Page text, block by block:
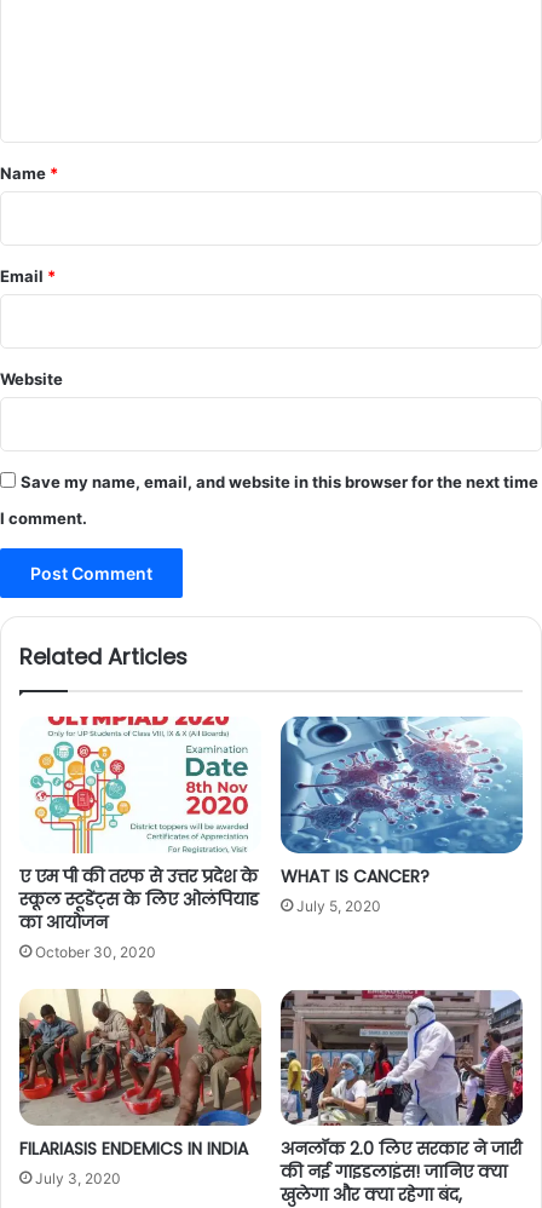
*
Name *
Email *
Website
Save my name, email, and website in this browser for the next time
I comment.
Related Articles
ए एम पी की तरफ से उत्तर प्रदेश के
स्कूल स्टूडेंट्स के लिए ओलंपियाड
का आयोजन
October 30, 2020
WHAT IS CANCER?
July 5, 2020
FILARIASIS ENDEMICS IN INDIA
July 3, 2020
अनलॉक 2.0 लिए सरकार ने जारी
की नई गाइडलाइंस! जानिए क्या
खुलेगा और क्या रहेगा बंद,